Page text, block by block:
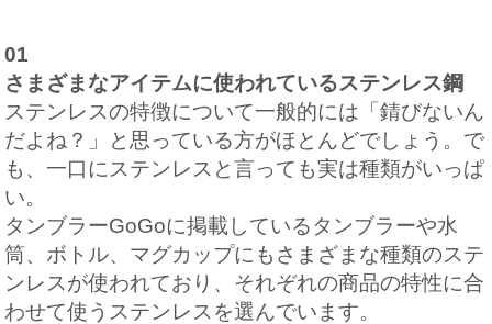
01
さまざまなアイテムに使われているステンレス鋼
ステンレスの特徴について一般的には「錆びないん
だよね？」と思っている方がほとんどでしょう。で
も、一口にステンレスと言っても実は種類がいっぱ
い。
タンブラーGoGoに掲載しているタンブラーや水
筒、ボトル、マグカップにもさまざまな種類のステ
ンレスが使われており、それぞれの商品の特性に合
わせて使うステンレスを選んでいます。